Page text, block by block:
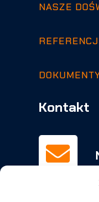
NASZE
Kontakt
